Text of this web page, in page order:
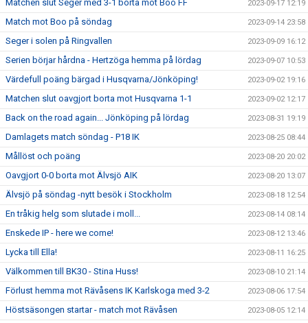
Matchen slut Seger med 3-1 borta mot Boo FF 2023-09-17 12:19
Match mot Boo på söndag 2023-09-14 23:58
Seger i solen på Ringvallen 2023-09-09 16:12
Serien börjar hårdna - Hertzöga hemma på lördag 2023-09-07 10:53
Värdefull poäng bärgad i Husqvarna/Jönköping! 2023-09-02 19:16
Matchen slut oavgjort borta mot Husqvarna 1-1 2023-09-02 12:17
Back on the road again... Jönköping på lördag 2023-08-31 19:19
Damlagets match söndag - P18 IK 2023-08-25 08:44
Mållöst och poäng 2023-08-20 20:02
Oavgjort 0-0 borta mot Älvsjö AIK 2023-08-20 13:07
Älvsjö på söndag -nytt besök i Stockholm 2023-08-18 12:54
En tråkig helg som slutade i moll... 2023-08-14 08:14
Enskede IP - here we come! 2023-08-12 13:46
Lycka till Ella! 2023-08-11 16:25
Välkommen till BK30 - Stina Huss! 2023-08-10 21:14
Förlust hemma mot Rävåsens IK Karlskoga med 3-2 2023-08-06 17:54
Höstsäsongen startar - match mot Rävåsen 2023-08-05 12:14